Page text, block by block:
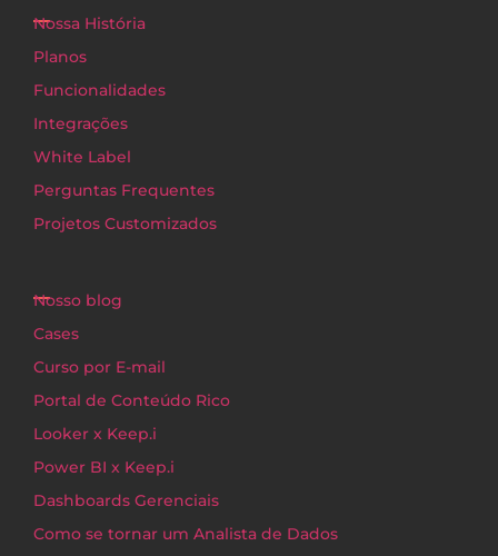
Nossa História
Planos
Funcionalidades
Integrações
White Label
Perguntas Frequentes
Projetos Customizados
Nosso blog
Cases
Curso por E-mail
Portal de Conteúdo Rico
Looker x Keep.i
Power BI x Keep.i
Dashboards Gerenciais
Como se tornar um Analista de Dados